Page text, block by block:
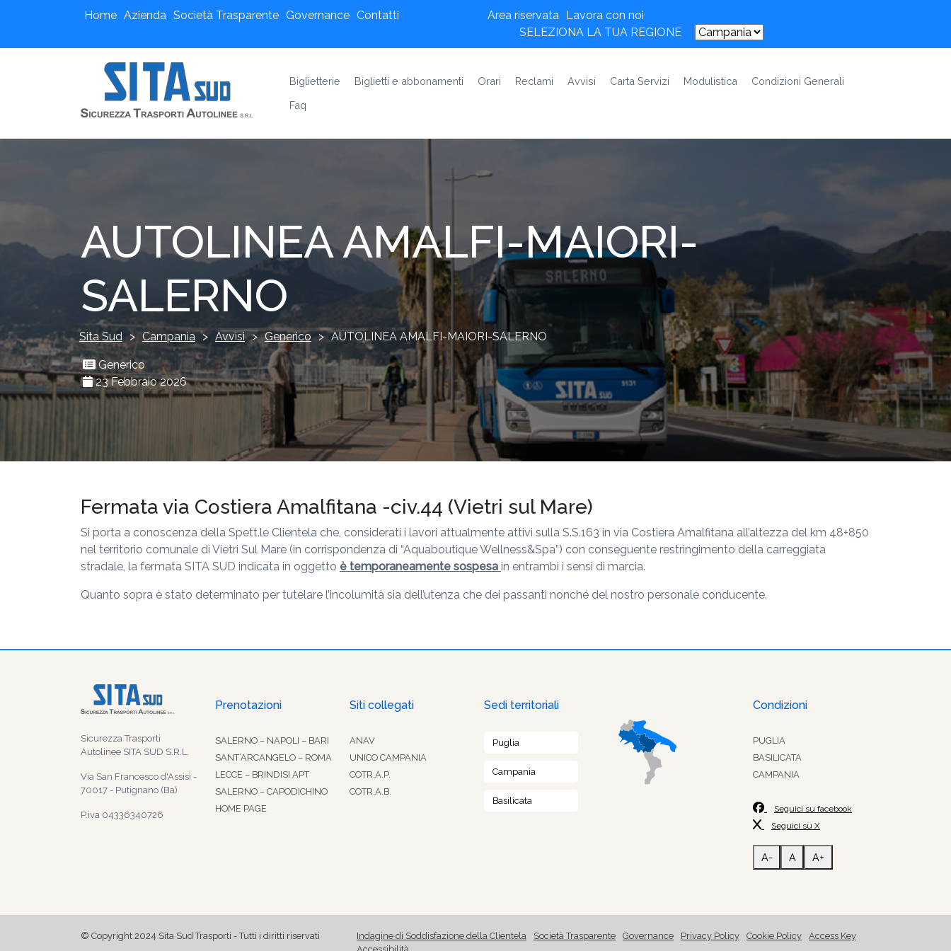
Home Azienda Società Trasparente Governance Contatti Area riservata Lavora con noi
SELEZIONA LA TUA REGIONE
Biglietterie Biglietti e abbonamenti Orari Reclami Avvisi Carta Servizi Modulistica
Condizioni Generali
Faq
AUTOLINEA AMALFI-MAIORI-
SALERNO
Sita Sud > Campania > Avvisi > Generico > AUTOLINEA AMALFI-MAIORI-SALERNO
Generico
23 Febbraio 2026
Fermata via Costiera Amalfitana -civ.44 (Vietri sul Mare)
Si porta a conoscenza della Spett.le Clientela che, considerati i lavori attualmente attivi sulla S.S.163 in via Costiera Amalfitana all’altezza del km 48+850
nel territorio comunale di Vietri Sul Mare (in corrispondenza di “Aquaboutique Wellness&Spa”) con conseguente restringimento della carreggiata
stradale, la fermata SITA SUD indicata in oggetto è temporaneamente sospesa in entrambi i sensi di marcia.
Quanto sopra è stato determinato per tutelare l’incolumità sia dell’utenza che dei passanti nonché del nostro personale conducente.
Sicurezza Trasporti
Autolinee SITA SUD S.R.L.
Via San Francesco d'Assisi -
70017 - Putignano (Ba)
P.iva 04336340726
Prenotazioni
SALERNO – NAPOLI – BARI
SANT’ARCANGELO – ROMA
LECCE – BRINDISI APT
SALERNO – CAPODICHINO
HOME PAGE
Siti collegati
ANAV
UNICO CAMPANIA
COTR.A.P.
COTR.A.B.
Sedi territoriali
Puglia
Campania
Basilicata
Condizioni
PUGLIA
BASILICATA
CAMPANIA
Seguici su facebook
Seguici su X
A- A A+
© Copyright 2024 Sita Sud Trasporti - Tutti i diritti riservati Indagine di Soddisfazione della Clientela Società Trasparente Governance Privacy Policy Cookie Policy
Access Key